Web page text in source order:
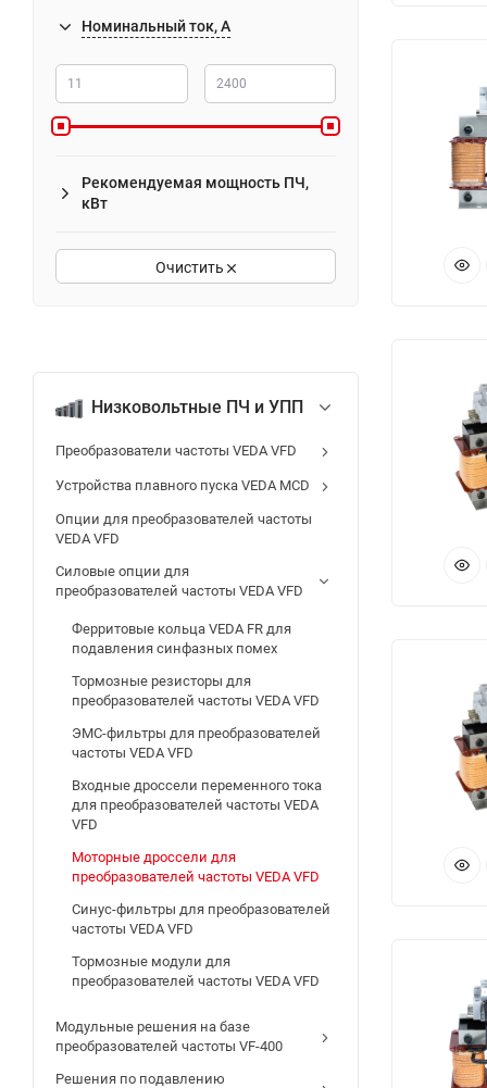
Номинальный ток, А
Рекомендуемая мощность ПЧ,
кВт
Очистить
Низковольтные ПЧ и УПП
Преобразователи частоты VEDA VFD
Устройства плавного пуска VEDA MCD
Опции для преобразователей частоты
VEDA VFD
Силовые опции для
преобразователей частоты VEDA VFD
Ферритовые кольца VEDA FR для
подавления синфазных помех
Тормозные резисторы для
преобразователей частоты VEDA VFD
ЭМС-фильтры для преобразователей
частоты VEDA VFD
Входные дроссели переменного тока
для преобразователей частоты VEDA
VFD
Моторные дроссели для
преобразователей частоты VEDA VFD
Синус-фильтры для преобразователей
частоты VEDA VFD
Тормозные модули для
преобразователей частоты VEDA VFD
Модульные решения на базе
преобразователей частоты VF-400
Решения по подавлению